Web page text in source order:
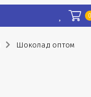
Шоколад оптом